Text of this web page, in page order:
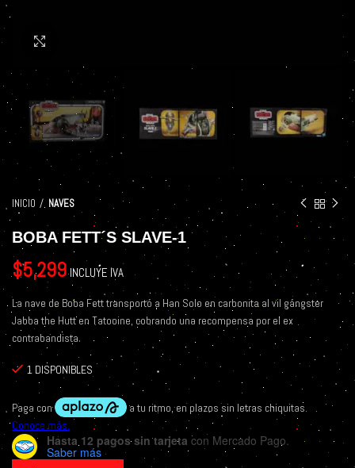
INICIO NAVES
BOBA FETT´S SLAVE-1
$5,299 INCLUYE IVA
La nave de Boba Fett transportó a Han Solo en carbonita al vil gángster
Jabba the Hutt en Tatooine, cobrando una recompensa por el ex
contrabandista.
1 DISPONIBLES
Hasta 12 pagos sin tarjeta con Mercado Pago.
Saber más